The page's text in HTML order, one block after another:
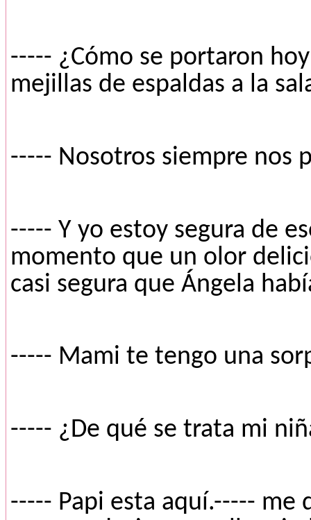
----- ¿Cómo se portaron
mejillas de espaldas a la
----- Nosotros siempre nos
----- Y yo estoy segura de
momento que un olor
casi segura que Ángela
----- Mami te tengo una
----- ¿De qué se trata mi
----- Papi esta aquí.-----